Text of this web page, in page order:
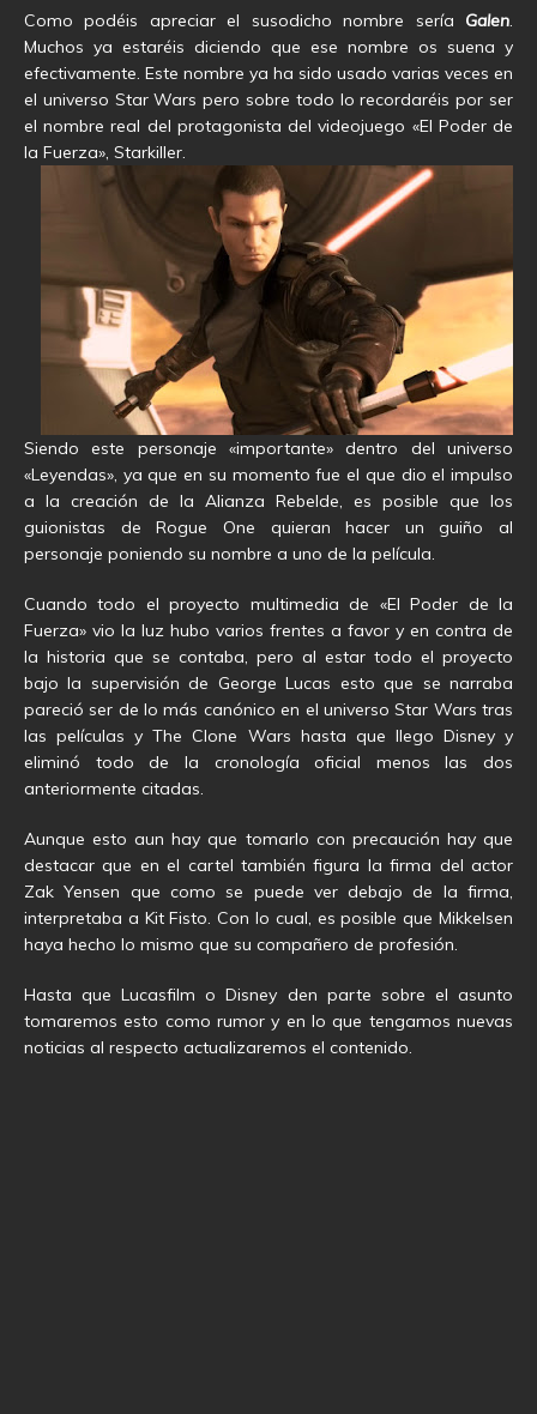
Como podéis apreciar el susodicho nombre sería Galen.
Muchos ya estaréis diciendo que ese nombre os suena y
efectivamente. Este nombre ya ha sido usado varias veces en
el universo Star Wars pero sobre todo lo recordaréis por ser
el nombre real del protagonista del videojuego «El Poder de
la Fuerza», Starkiller.
Siendo este personaje «importante» dentro del universo
«Leyendas», ya que en su momento fue el que dio el impulso
a la creación de la Alianza Rebelde, es posible que los
guionistas de Rogue One quieran hacer un guiño al
personaje poniendo su nombre a uno de la película.
Cuando todo el proyecto multimedia de «El Poder de la
Fuerza» vio la luz hubo varios frentes a favor y en contra de
la historia que se contaba, pero al estar todo el proyecto
bajo la supervisión de George Lucas esto que se narraba
pareció ser de lo más canónico en el universo Star Wars tras
las películas y The Clone Wars hasta que llego Disney y
eliminó todo de la cronología oficial menos las dos
anteriormente citadas.
Aunque esto aun hay que tomarlo con precaución hay que
destacar que en el cartel también figura la firma del actor
Zak Yensen que como se puede ver debajo de la firma,
interpretaba a Kit Fisto. Con lo cual, es posible que Mikkelsen
haya hecho lo mismo que su compañero de profesión.
Hasta que Lucasfilm o Disney den parte sobre el asunto
tomaremos esto como rumor y en lo que tengamos nuevas
noticias al respecto actualizaremos el contenido.